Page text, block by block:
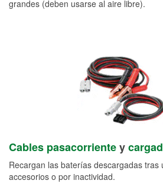
grandes (deben usarse al aire libre).
Cables pasacorrientey
Recargan las baterías descargadas tras
accesorios o por inactividad.